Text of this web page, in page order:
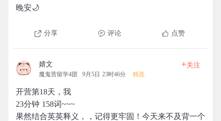
晚安🌙
分享 评论 点赞
婧文
魔鬼营留学4团 9月5日 23时46分 精选
+关注
开营第18天，我
23分钟 158词~~~
果然结合英英释义，，记得更牢固！今天来不及背一个